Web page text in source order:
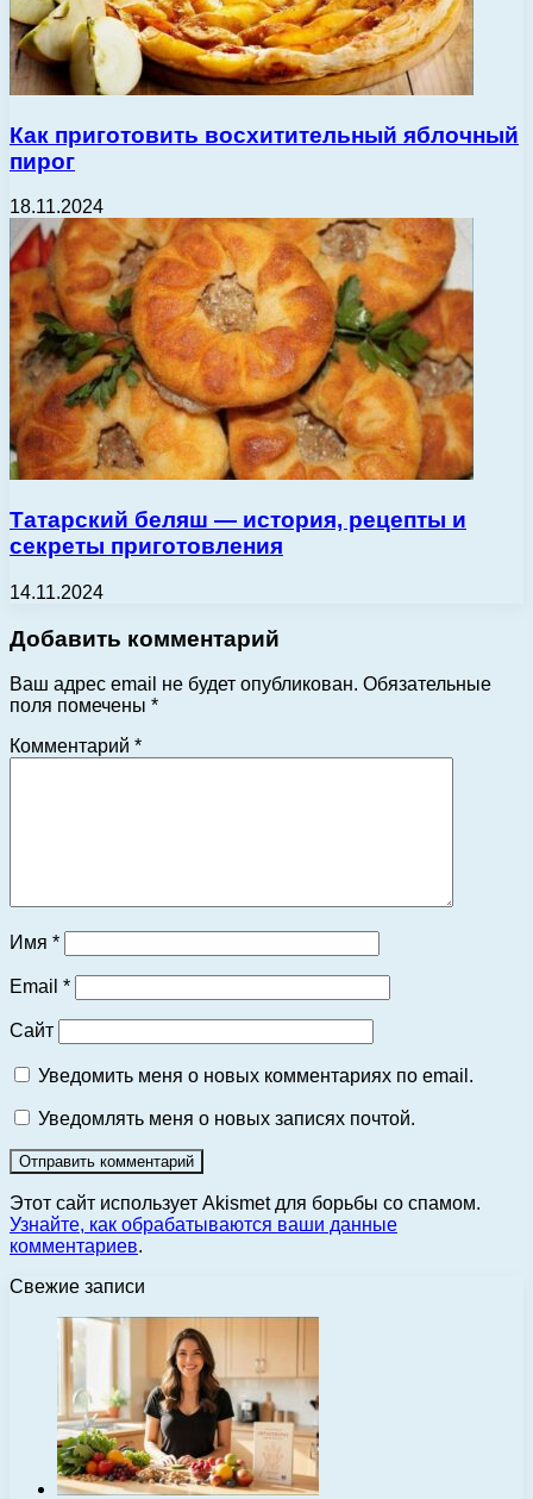
Как приготовить восхитительный яблочный
пирог
18.11.2024
Татарский беляш — история, рецепты и
секреты приготовления
14.11.2024
Добавить комментарий
Ваш адрес email не будет опубликован. Обязательные
поля помечены *
Комментарий *
Имя *
Email *
Сайт
Уведомить меня о новых комментариях по email.
Уведомлять меня о новых записях почтой.
Этот сайт использует Akismet для борьбы со спамом.
Узнайте, как обрабатываются ваши данные
комментариев.
Свежие записи